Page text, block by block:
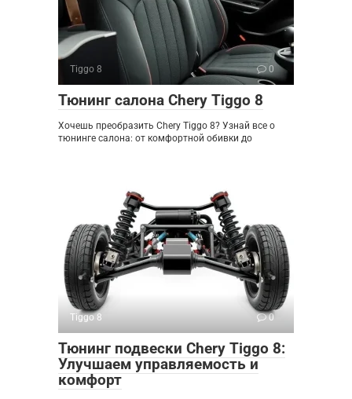
Tiggo 8 0
Тюнинг салона Chery Tiggo 8
Хочешь преобразить Chery Tiggo 8? Узнай все о
тюнинге салона: от комфортной обивки до
Tiggo 8 0
Тюнинг подвески Chery Tiggo 8:
Улучшаем управляемость и
комфорт